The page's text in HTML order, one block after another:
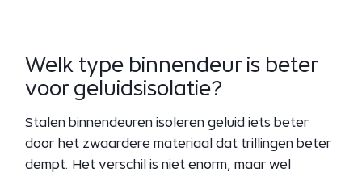
Welk type binnendeur is beter
voor geluidsisolatie?
Stalen binnendeuren isoleren geluid iets beter
door het zwaardere materiaal dat trillingen beter
dempt. Het verschil is niet enorm, maar wel